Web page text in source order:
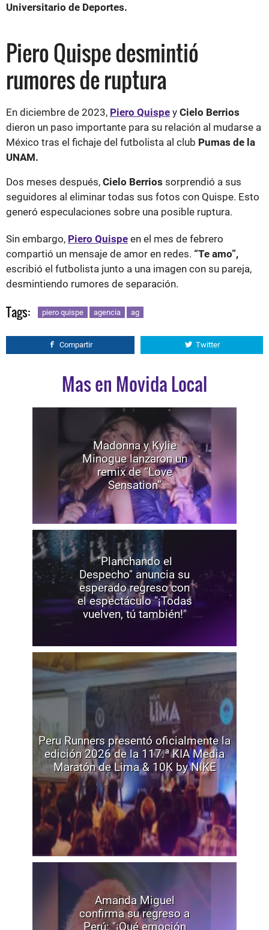
Universitario de Deportes.
Piero Quispe desmintió
rumores de ruptura
En diciembre de 2023, Piero Quispe y Cielo Berrios
dieron un paso importante para su relación al mudarse a
México tras el fichaje del futbolista al club Pumas de la
UNAM.
Dos meses después, Cielo Berrios sorprendió a sus
seguidores al eliminar todas sus fotos con Quispe. Esto
generó especulaciones sobre una posible ruptura.
Sin embargo, Piero Quispe en el mes de febrero
compartió un mensaje de amor en redes. “Te amo”,
escribió el futbolista junto a una imagen con su pareja,
desmintiendo rumores de separación.
Tags: piero quispe agencia ag
Compartir Twitter
Mas en Movida Local
Madonna y Kylie
Minogue lanzaron un
remix de “Love
Sensation”
"Planchando el
Despecho" anuncia su
esperado regreso con
el espectáculo "¡Todas
vuelven, tú también!"
Peru Runners presentó oficialmente la
edición 2026 de la 117.ª KIA Media
Maratón de Lima & 10K by NIKE
Amanda Miguel
confirma su regreso a
Perú: "¡Qué emoción